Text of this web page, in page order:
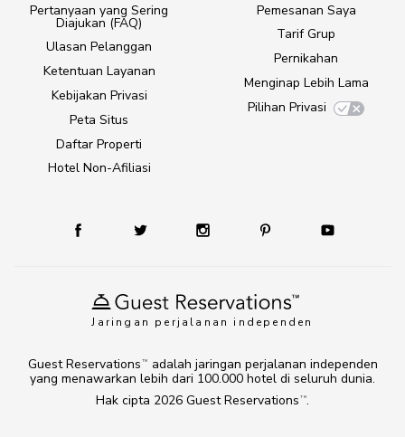
Jaringan perjalanan independen
Pertanyaan yang Sering
Diajukan (FAQ)
Ulasan Pelanggan
Ketentuan Layanan
Kebijakan Privasi
Peta Situs
Daftar Properti
Hotel Non-Afiliasi
Pemesanan Saya
Tarif Grup
Pernikahan
Menginap Lebih Lama
Pilihan Privasi
Hak cipta 2026 Guest Reservations TM.
Guest Reservations TM
adalah jaringan perjalanan independen
yang menawarkan lebih dari 100.000 hotel di seluruh dunia.